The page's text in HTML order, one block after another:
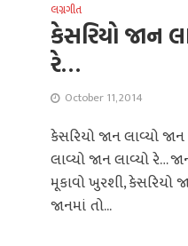
લગ્નગીત
કેસરિયો જાન
રે…
October 11, 2014
કેસરિયો જાન લાવ્યો
લાવ્યો જાન લાવ્યો રે…
મૂકાવો ખુરશી, કેસરિયો
જાનમાં તો...